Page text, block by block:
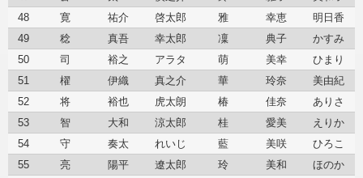
48
寛 祐介 啓太郎 雅 幸恵
明日香
49
稔 真吾 幸太郎 凜 典子
かすみ
50
司 裕之 アラタ 萌 美幸
ひまり
51
櫂 伊織 真之介 華 玲奈
美由紀
52
将 裕也 虎太朗 椿 佳奈
ありさ
53
智 大和 涼太郎 桂 愛美
えりか
54
守 奏太 れいじ 藍 美咲
ひろこ
55
亮 陽平 遼太郎 玲 美和
ほのか